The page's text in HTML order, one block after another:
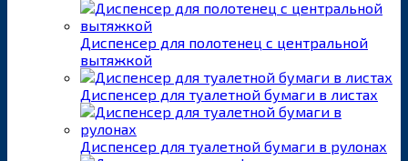
Диспенсер для полотенец с центральной
вытяжкой
Диспенсер для туалетной бумаги в листах
Диспенсер для туалетной бумаги в рулонах